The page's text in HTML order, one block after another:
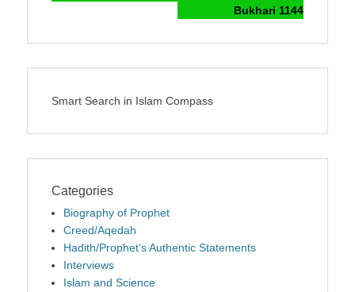
Bukhari 1144
Smart Search in Islam Compass
Categories
Biography of Prophet
Creed/Aqedah
Hadith/Prophet’s Authentic Statements
Interviews
Islam and Science